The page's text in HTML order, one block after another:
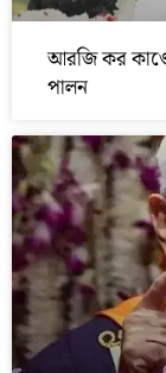
আরজি কর
পালন